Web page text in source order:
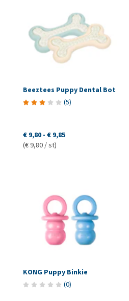
Beeztees Puppy Dental Bot
(5)
€ 9,80 - € 9,85
(€ 9,80 / st)
KONG Puppy Binkie
(0)